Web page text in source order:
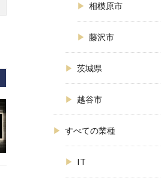
相模原市
藤沢市
茨城県
越谷市
すべての業種
IT